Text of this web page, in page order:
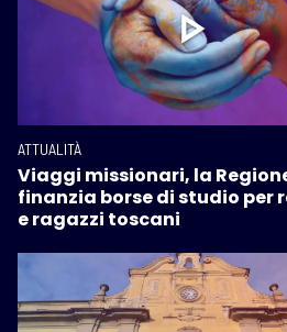
ATTUALITÀ
Viaggi missionari, la
finanzia borse di studio per
e ragazzi toscani